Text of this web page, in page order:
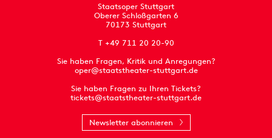
Staatsoper Stuttgart
Oberer Schloßgarten 6
70173 Stuttgart
T +49 711 20 20-90
Sie haben Fragen, Kritik und Anregungen?
oper@staatstheater-stuttgart.de
Sie haben Fragen zu Ihren Tickets?
tickets@staatstheater-stuttgart.de
Newsletter abonnieren